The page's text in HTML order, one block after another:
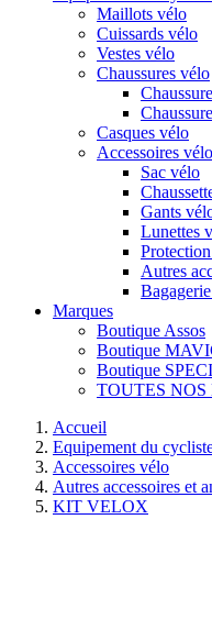
Maillots vélo
Cuissards vélo
Vestes vélo
Chaussures vélo
Casques vélo
Accessoires vélo
Sac vélo
Gants
Lunettes
Autres
Marques
Boutique Assos
Boutique
Boutique
TOUTES NOS
Accueil
Equipement du
Accessoires vélo
Autres accessoires et
KIT VELOX